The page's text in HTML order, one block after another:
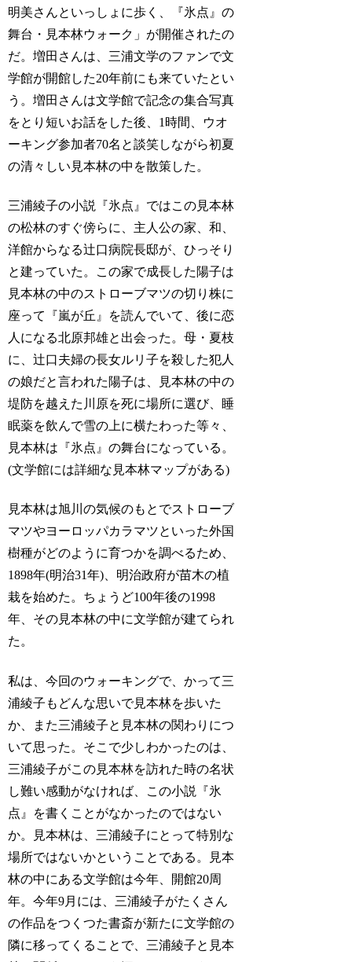
明美さんといっしょに歩く、『氷点』の
舞台・見本林ウォーク」が開催されたの
だ。増田さんは、三浦文学のファンで文
学館が開館した20年前にも来ていたとい
う。増田さんは文学館で記念の集合写真
をとり短いお話をした後、1時間、ウオ
ーキング参加者70名と談笑しながら初夏
の清々しい見本林の中を散策した。
三浦綾子の小説『氷点』ではこの見本林
の松林のすぐ傍らに、主人公の家、和、
洋館からなる辻口病院長邸が、ひっそり
と建っていた。この家で成長した陽子は
見本林の中のストローブマツの切り株に
座って『嵐が丘』を読んでいて、後に恋
人になる北原邦雄と出会った。母・夏枝
に、辻口夫婦の長女ルリ子を殺した犯人
の娘だと言われた陽子は、見本林の中の
堤防を越えた川原を死に場所に選び、睡
眠薬を飲んで雪の上に横たわった等々、
見本林は『氷点』の舞台になっている。
(文学館には詳細な見本林マップがある)
見本林は旭川の気候のもとでストローブ
マツやヨーロッパカラマツといった外国
樹種がどのように育つかを調べるため、
1898年(明治31年)、明治政府が苗木の植
栽を始めた。ちょうど100年後の1998
年、その見本林の中に文学館が建てられ
た。
私は、今回のウォーキングで、かって三
浦綾子もどんな思いで見本林を歩いた
か、また三浦綾子と見本林の関わりにつ
いて思った。そこで少しわかったのは、
三浦綾子がこの見本林を訪れた時の名状
し難い感動がなければ、この小説『氷
点』を書くことがなかったのではない
か。見本林は、三浦綾子にとって特別な
場所ではないかということである。見本
林の中にある文学館は今年、開館20周
年。今年9月には、三浦綾子がたくさん
の作品をつくつた書斎が新たに文学館の
隣に移ってくることで、三浦綾子と見本